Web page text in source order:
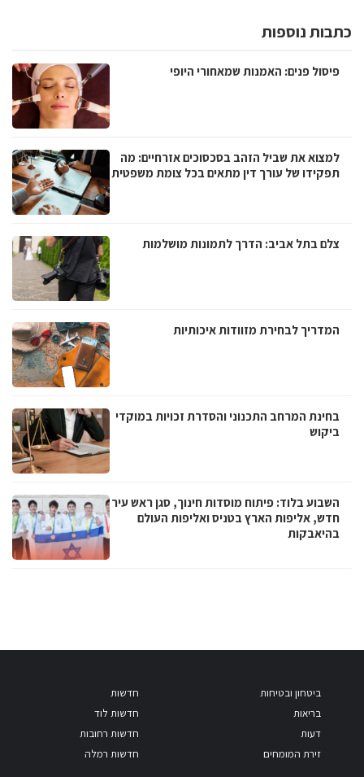
כתבות נוספות
פיסול פנים: האמנות שמאחורי היופי
למצוא את שביל הזהב בסכסוכים אזרחיים: מה
תפקידו של עורך דין מתאים בכל צומת משפטית
צלם בתל אביב: הדרך לתמונות מושלמות
המדריך לבחירת מזוודות איכותיות
בחינת המרחב התכנוני והסדרת זכויות במוקדי
ביקוש
השבוע בלוד: פיתוח מוסדות חינוך, סגן ראש עיר
חדש, אליפות הארץ בטניס ואליפות העולם
בהיאבקות
ביטחון ובטיחות
בריאות
דעות
זירת המומחים
חדשות
חדשות לוד
חדשות רחובות
חדשות רמלה